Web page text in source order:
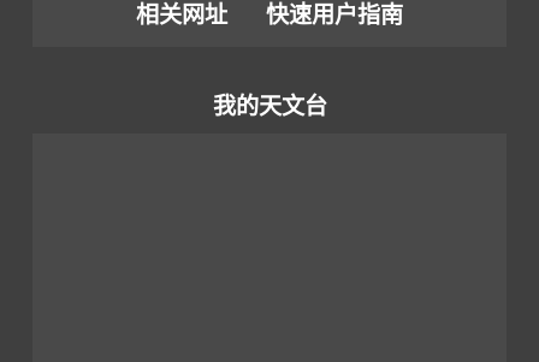
相关网址
快速用户指南
我的天文台